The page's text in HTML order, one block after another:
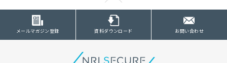
メールマガジン登録 資料ダウンロード お問い合わせ